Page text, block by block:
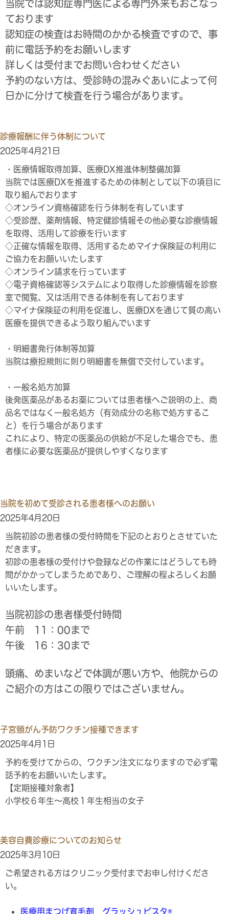
当院では認知症専門医による専門外来もおこなっ
ております
認知症の検査はお時間のかかる検査ですので、 事
前に電話予約をお願いします
詳しくは受付までお問い合わせください
予約のない方は、受診時の混みぐあいによって何
日かに分けて検査を行う場合があります。
診療報酬に伴う体制について
2025年4月21日
・医療情報取得加算、医療DX推進体制整備加算
当院では医療DXを推進するための体制として以下の項目に
取り組んでおります
◇オンライン資格確認を行う体制を有しています
◇受診歴、薬剤情報、特定健診情報その他必要な診療情報
を取得、活用して診療を行います
◇正確な情報を取得、活用するためマイナ保険証の利用に
ご協力をお願いいたします
◇オンライン請求を行っています
◇電子資格確認等システムにより取得した診療情報を診察
室で閲覧、又は活用できる体制を有しております
◇マイナ保険証の利用を促進し、医療DXを通じて質の高い
医療を提供できるよう取り組んでいます
・明細書発行体制等加算
当院は療担規則に則り明細書を無償で交付しています。
・一般名処方加算
後発医薬品があるお薬については患者様へご説明の上、商
品名ではなく一般名処方（有効成分の名称で処方するこ
と）を行う場合があります
これにより、特定の医薬品の供給が不足した場合でも、患
者様に必要な医薬品が提供しやすくなります
当院を初めて受診される患者様へのお願い
2025年4月20日
当院初診の患者様の受付時間を下記のとおりとさせていた
だきます。
初診の患者様の受付けや登録などの作業にはどうしても時
間がかかってしまうためであり、ご理解の程よろしくお願
いいたします。
当院初診の患者様受付時間
午前 11：00まで
午後 16：30まで
頭痛、めまいなどで体調が悪い方や、他院からの
ご紹介の方はこの限りではございません。
子宮頸がん予防ワクチン接種できます
2025年4月1日
予約を受けてからの、ワクチン注文になりますので必ず電
話予約をお願いいたします。
【定期接種対象者】
小学校６年生～高校１年生相当の女子
美容自費診療についてのお知らせ
2025年3月10日
ご希望される方はクリニック受付までお申し付けくださ
い。
医療用まつげ育毛剤 グラッシュビスタ®